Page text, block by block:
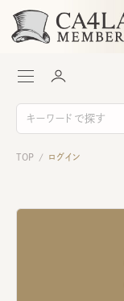
TOP / ログイン